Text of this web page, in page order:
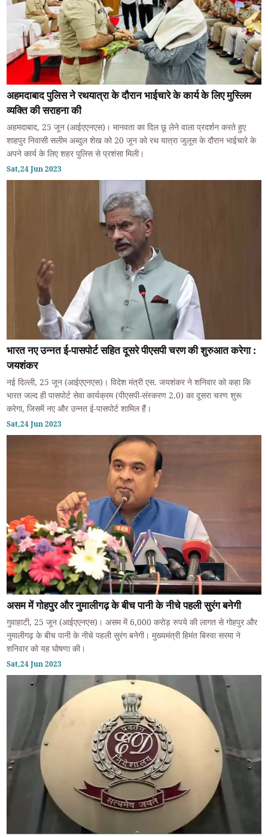
अहमदाबाद पुलिस ने रथयात्रा के दौरान भाईचारे के कार्य के लिए मुस्लिम
व्यक्ति की सराहना की
अहमदाबाद, 25 जून (आईएएनएस)। मानवता का दिल छू लेने वाला प्रदर्शन करते हुए
शाहपुर निवासी सलीम अब्दुल शेख को 20 जून को रथ यात्रा जुलूस के दौरान भाईचारे के
अपने कार्य के लिए शहर पुलिस से प्रशंसा मिली।
Sat,24 Jun 2023
भारत नए उन्नत ई-पासपोर्ट सहित दूसरे पीएसपी चरण की शुरुआत करेगा :
जयशंकर
नई दिल्ली, 25 जून (आईएएनएस)। विदेश मंत्री एस. जयशंकर ने शनिवार को कहा कि
भारत जल्द ही पासपोर्ट सेवा कार्यक्रम (पीएसपी-संस्करण 2.0) का दूसरा चरण शुरू
करेगा, जिसमें नए और उन्नत ई-पासपोर्ट शामिल हैं।
Sat,24 Jun 2023
असम में गोहपुर और नुमालीगढ़ के बीच पानी के नीचे पहली सुरंग बनेगी
गुवाहाटी, 25 जून (आईएएनएस)। असम में 6,000 करोड़ रुपये की लागत से गोहपुर और
नुमालीगढ़ के बीच पानी के नीचे पहली सुरंग बनेगी। मुख्यमंत्री हिमंत बिस्वा सरमा ने
शनिवार को यह घोषणा की।
Sat,24 Jun 2023